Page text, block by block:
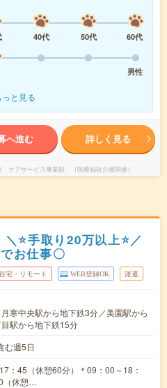
40代 50代
60代
男性
っと見る
へ進む 詳しく見る
ケアサービス事業部 （医療福祉介護関連）
⭐手取り20万以上⭐／
お仕事〇
宅・リモート WEB登録OK 派遣
寒中央駅から地下鉄3分／美園駅から
駅から地下鉄15分
む週5日
：45（休憩60分）＊09：00～18：
（休憩…